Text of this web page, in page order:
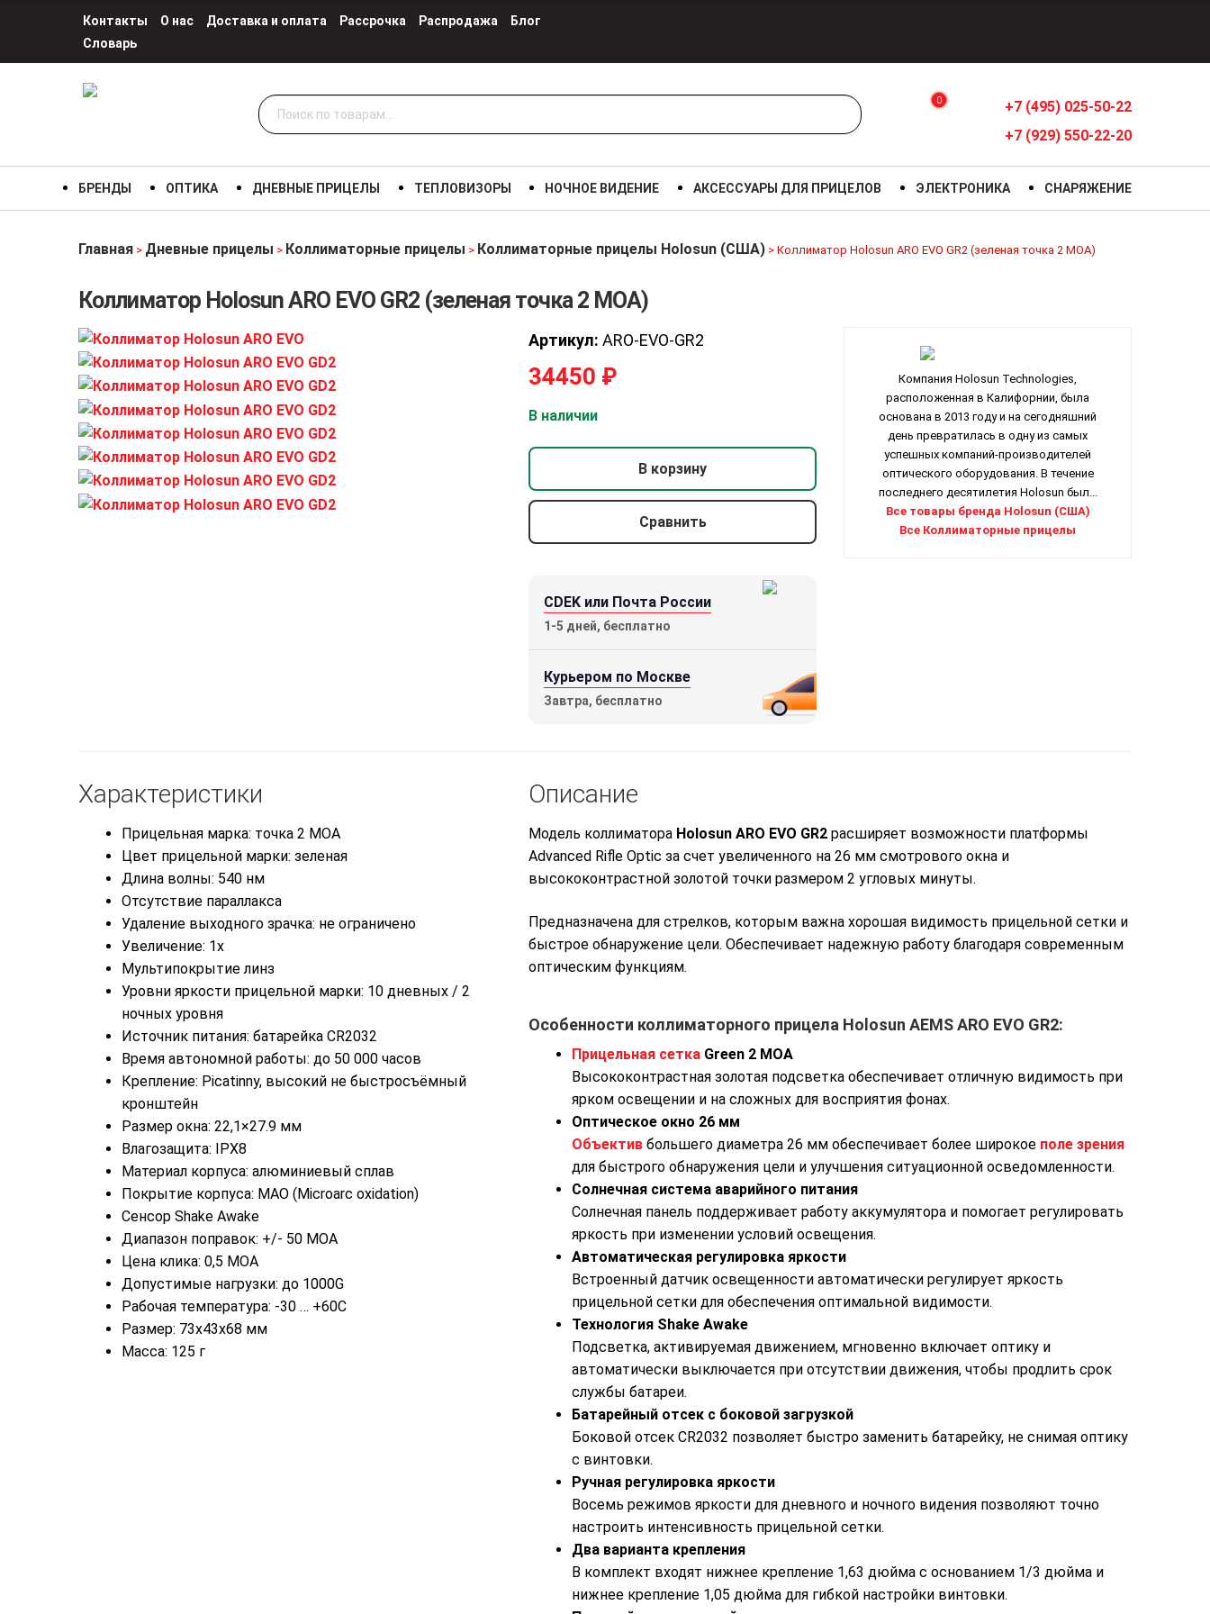
Контакты О нас Доставка и оплата Рассрочка Распродажа
Блог
Словарь
Искать: 0
+7 (495) 025-50-22
+7 (929) 550-22-20
БРЕНДЫ ОПТИКА ДНЕВНЫЕ ПРИЦЕЛЫ ТЕПЛОВИЗОРЫ НОЧНОЕ ВИДЕНИЕ АКСЕССУАРЫ ДЛЯ ПРИЦЕЛОВ ЭЛЕКТРОНИКА СНАРЯЖЕНИЕ
Главная > Дневные прицелы > Коллиматорные прицелы > Коллиматорные прицелы Holosun (США) > Коллиматор Holosun ARO EVO GR2 (зеленая точка 2 МОА)
Коллиматор Holosun ARO EVO GR2 (зеленая точка 2 МОА)
Артикул: ARO-EVO-GR2
34450 ₽
В наличии
В корзину
Сравнить
CDEK или Почта России
1-5 дней, бесплатно
Курьером по Москве
Завтра, бесплатно
Компания Holosun Technologies,
расположенная в Калифорнии, была
основана в 2013 году и на сегодняшний
день превратилась в одну из самых
успешных компаний-производителей
оптического оборудования. В течение
последнего десятилетия Holosun был...
Все товары бренда Holosun (США)
Все Коллиматорные прицелы
34450 р.
Характеристики
Прицельная марка: точка 2 MOA
Цвет прицельной марки: зеленая
Длина волны: 540 нм
Отсутствие параллакса
Удаление выходного зрачка: не ограничено
Увеличение: 1x
Мультипокрытие линз
Уровни яркости прицельной марки: 10 дневных / 2
ночных уровня
Источник питания: батарейка CR2032
Время автономной работы: до 50 000 часов
Крепление: Picatinny, высокий не быстросъёмный
кронштейн
Размер окна: 22,1×27.9 мм
Влагозащита: IPX8
Материал корпуса: алюминиевый сплав
Покрытие корпуса: MAO (Microarc oxidation)
Сенсор Shake Awake
Диапазон поправок: +/- 50 MOA
Цена клика: 0,5 MOA
Допустимые нагрузки: до 1000G
Рабочая температура: -30 … +60C
Размер: 73x43x68 мм
Масса: 125 г
Описание
Модель коллиматора Holosun ARO EVO GR2 расширяет возможности платформы
Advanced Rifle Optic за счет увеличенного на 26 мм смотрового окна и
высококонтрастной золотой точки размером 2 угловых минуты.
Предназначена для стрелков, которым важна хорошая видимость прицельной сетки и
быстрое обнаружение цели. Обеспечивает надежную работу благодаря современным
оптическим функциям.
Особенности коллиматорного прицела Holosun AEMS ARO EVO GR2:
Прицельная сетка Green 2 MOA
Высококонтрастная золотая подсветка обеспечивает отличную видимость при
ярком освещении и на сложных для восприятия фонах.
Оптическое окно 26 мм
Объектив большего диаметра 26 мм обеспечивает более широкое поле зрения
для быстрого обнаружения цели и улучшения ситуационной осведомленности.
Солнечная система аварийного питания
Солнечная панель поддерживает работу аккумулятора и помогает регулировать
яркость при изменении условий освещения.
Автоматическая регулировка яркости
Встроенный датчик освещенности автоматически регулирует яркость
прицельной сетки для обеспечения оптимальной видимости.
Технология Shake Awake
Подсветка, активируемая движением, мгновенно включает оптику и
автоматически выключается при отсутствии движения, чтобы продлить срок
службы батареи.
Батарейный отсек с боковой загрузкой
Боковой отсек CR2032 позволяет быстро заменить батарейку, не снимая оптику
с винтовки.
Ручная регулировка яркости
Восемь режимов яркости для дневного и ночного видения позволяют точно
настроить интенсивность прицельной сетки.
Два варианта крепления
В комплект входят нижнее крепление 1,63 дюйма с основанием 1/3 дюйма и
нижнее крепление 1,05 дюйма для гибкой настройки винтовки.